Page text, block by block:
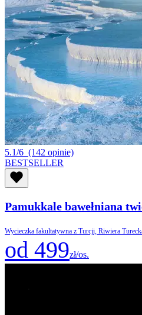
5.1/6 (142 opinie)
BESTSELLER
Pamukkale bawełniana
Wycieczka fakultatywna z Turcji, Riwiera
od 499zł/os.